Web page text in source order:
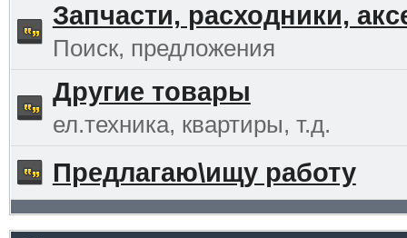
Запчасти, расходники,
Поиск, предложения
Другие товары
ел.техника, квартиры, т.д.
Предлагаю\ищу работу